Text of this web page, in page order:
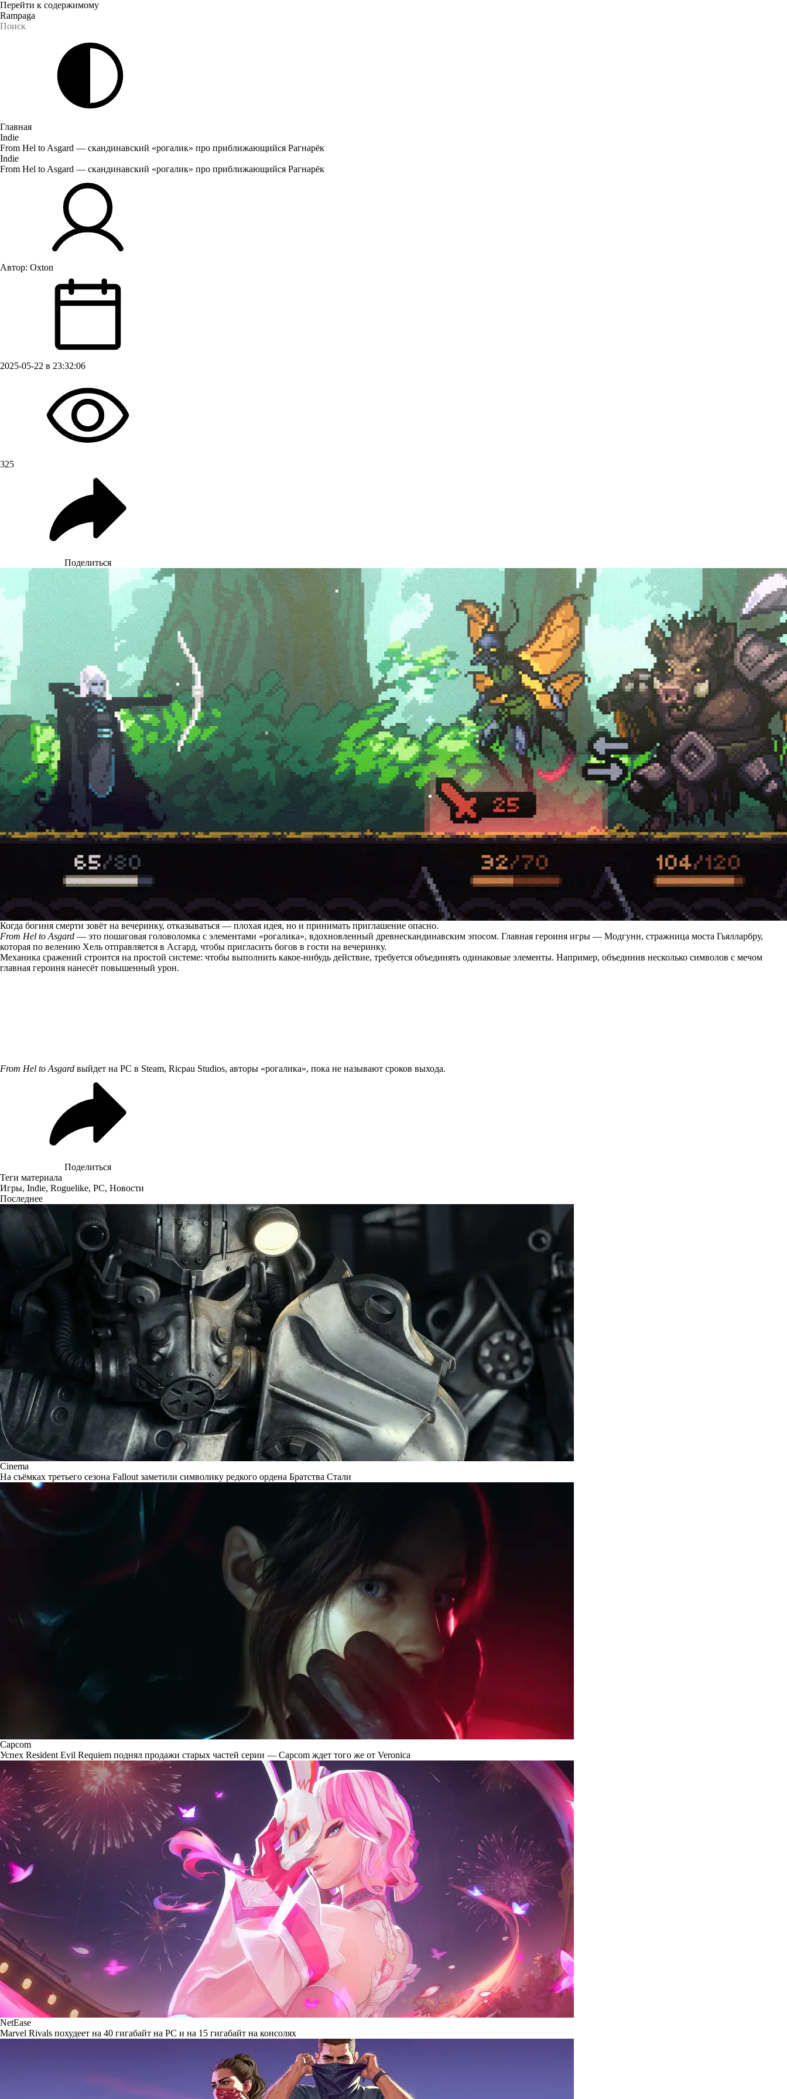
Перейти к содержимому
Rampaga
Главная
Indie
From Hel to Asgard — скандинавский «рогалик» про приближающийся Рагнарёк
Indie
From Hel to Asgard — скандинавский «рогалик» про приближающийся Рагнарёк
Автор: Oxton
2025-05-22 в 23:32:06
325
Поделиться
Когда богиня смерти зовёт на вечеринку, отказываться — плохая идея, но и принимать приглашение опасно.
From Hel to Asgard — это пошаговая головоломка с элементами «рогалика», вдохновленный древнескандинавским эпосом. Главная героиня игры — Модгунн, стражница моста Гьялларбру,
которая по велению Хель отправляется в Асгард, чтобы пригласить богов в гости на вечеринку.
Механика сражений строится на простой системе: чтобы выполнить какое-нибудь действие, требуется объединять одинаковые элементы. Например, объединив несколько символов с мечом
главная героиня нанесёт повышенный урон.
From Hel to Asgard выйдет на PC в Steam, Ricpau Studios, авторы «рогалика», пока не называют сроков выхода.
Поделиться
Теги материала
Игры, Indie, Roguelike, PC, Новости
Последнее
Cinema
На съёмках третьего сезона Fallout заметили символику редкого ордена Братства Стали
Capcom
Успех Resident Evil Requiem поднял продажи старых частей серии — Capcom ждет того же от Veronica
NetEase
Marvel Rivals похудеет на 40 гигабайт на PC и на 15 гигабайт на консолях